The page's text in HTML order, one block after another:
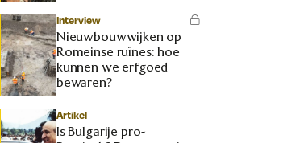
Interview
Nieuwbouwwijken op
Romeinse ruïnes: hoe
kunnen we erfgoed
bewaren?
Artikel
Is Bulgarije pro-